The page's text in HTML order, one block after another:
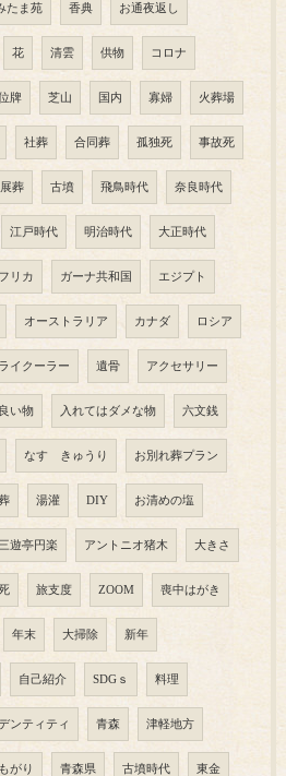
たま苑 香典 お通夜返し
花 清雲 供物 コロナ
牌 芝山 国内 寡婦 火葬場
社葬 合同葬 孤独死 事故死
葬 古墳 飛鳥時代 奈良時代
江戸時代 明治時代 大正時代
リカ ガーナ共和国 エジプト
オーストラリア カナダ ロシア
ライクーラー 遺骨 アクセサリー
い物 入れてはダメな物 六文銭
なす きゅうり お別れ葬プラン
湯灌 DIY お清めの塩
三遊亭円楽 アントニオ猪木 大きさ
旅支度 ZOOM 喪中はがき
年末 大掃除 新年
自己紹介 SDGｓ 料理
ンティティ 青森 津軽地方
もがり 青森県 古墳時代 東金